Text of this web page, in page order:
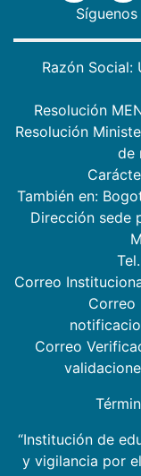
Razón Social:
Resolución
Resolución
de
También en:
Dirección sede
Correo
Correo
Correo
“Institución de
y vigilancia por